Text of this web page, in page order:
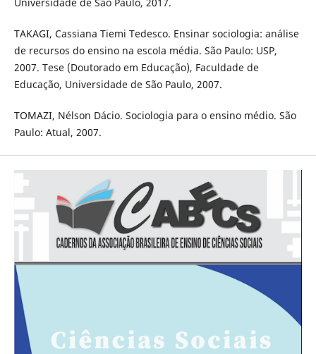
TAKAGI, Cassiana Tiemi Tedesco. Ensinar sociologia: análise
de recursos do ensino na escola média. São Paulo: USP,
2007. Tese (Doutorado em Educação), Faculdade de
Educação, Universidade de São Paulo, 2007.
TOMAZI, Nélson Dácio. Sociologia para o ensino médio. São
Paulo: Atual, 2007.